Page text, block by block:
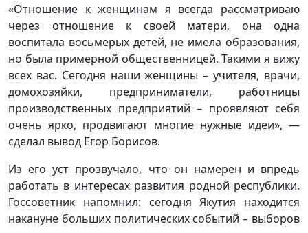
«Отношение к женщинам я всегда рассматриваю
через отношение к своей матери, она одна
воспитала восьмерых детей, не имела образования,
но была примерной общественницей. Такими я вижу
всех вас. Сегодня наши женщины – учителя, врачи,
домохозяйки, предприниматели, работницы
производственных предприятий – проявляют себя
очень ярко, продвигают многие нужные идеи», —
сделал вывод Егор Борисов.
Из его уст прозвучало, что он намерен и впредь
работать в интересах развития родной республики.
Госсоветник напомнил: сегодня Якутия находится
накануне больших политических событий – выборов